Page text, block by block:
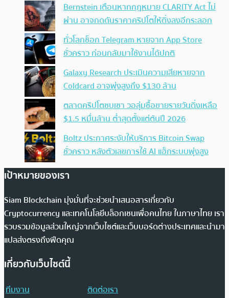
Bernstein เตือนหากกฎหมาย CLARITY Act ไม่
ผ่าน อาจกดดันราคาคริปโตให้ดิ่งลงอีกระลอก
ทั่วโลกช็อก Telegram หายจาก App Store
ชั่วคราว ก่อนกลับมาใช้งานได้ปกติ
Galaxy Research ประเมินความเสียหายจาก
Coldcard อาจพุ่งสูงถึง $130 ล้าน
ตลาดคริปโตซบเซา วอลุ่มซื้อขายรายวันดิ่งเหลือ
$1.5 หมื่นล้าน ต่ำสุดตั้งแต่ต้นปี 2026
Boltz ประกาศระงับให้บริการ Bitcoin Swap
ชั่วคราว หลังตัวเลขการใช้ AI แฮ็กระบบพุ่งสูง
เป้าหมายของเรา
Siam Blockchain มุ่งมั่นที่จะช่วยนำเสนอสารเกี่ยวกับ
Cryptocurrency และเทคโนโลยีบล็อกเชนเพื่อคนไทย ในภาษาไทย เรา
รวบรวมข้อมูลส่วนใหญ่จากเว็บไซต์และเว็บบอร์ดต่างประเทศและนำมา
แปลส่งตรงถึงฟีดคุณ
เกี่ยวกับเว็บไซต์นี้
ทีมงาน
ติดต่อเรา